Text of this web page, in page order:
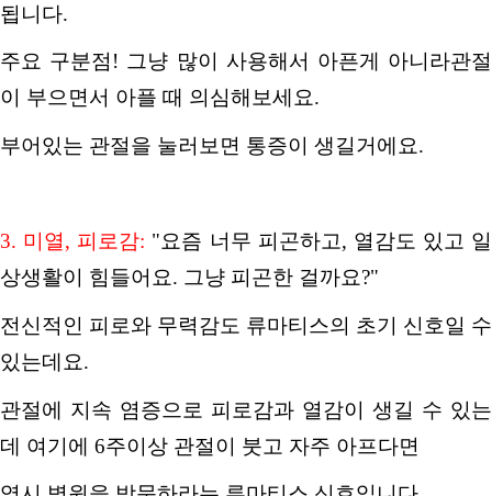
됩니다.
주요 구분점 ! 그냥 많이 사용해서 아픈게 아니라관절
이 부으면서 아플 때 의심해보세요.
부어있는 관절을 눌러보면 통증이 생길거에요.
3. 미열, 피로감: "요즘 너무 피곤하고, 열감도 있고 일
상생활이 힘들어요. 그냥 피곤한 걸까요?"
전신적인 피로와 무력감도 류마티스의 초기 신호일 수
있는데요.
관절에 지속 염증으로 피로감과 열감이 생길 수 있는
데 여기에 6주이상 관절이 붓고 자주 아프다면